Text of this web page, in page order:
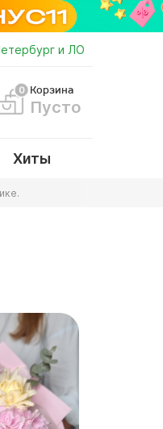
и ЛО
Корзина
Пусто
Хиты